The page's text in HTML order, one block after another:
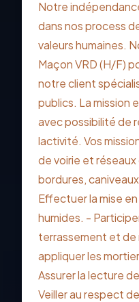
Notre
dans nos process
valeurs humaines.
Maçon VRD (H/F)
notre client
publics. La mission
avec possibilité de
lactivité. Vos
de voirie et
bordures,
Effectuer la mise
humides. -
terrassement et
appliquer les
Assurer la lecture
Veiller au respect